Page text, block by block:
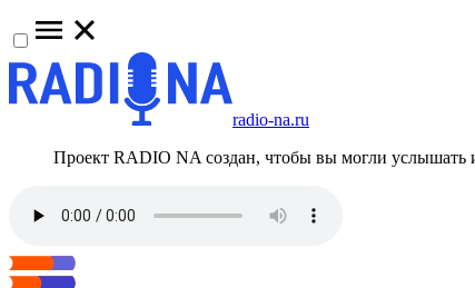
radio-na.ru
Проект RADIO NA создан, чтобы вы могли услышать